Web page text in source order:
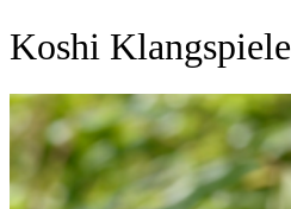
Koshi Klangspiele